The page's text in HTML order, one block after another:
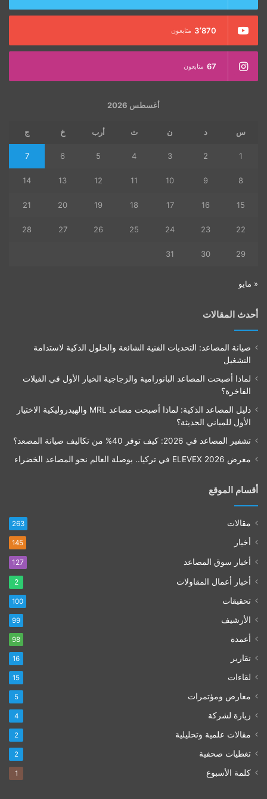
3٬870 متابعون
67 متابعون
أغسطس 2026
س د ن ث أرب خ ج
1
2
3
4
5
6
7
8
9
10
11
12
13
14
15
16
17
18
19
20
21
22
23
24
25
26
27
28
29
30
31
« مايو
أحدث المقالات
صيانة المصاعد: التحديات الفنية الشائعة والحلول الذكية لاستدامة
التشغيل
لماذا أصبحت المصاعد البانورامية والزجاجية الخيار الأول في الفيلات
الفاخرة؟
دليل المصاعد الذكية: لماذا أصبحت مصاعد MRL والهيدروليكية الاختيار
الأول للمباني الحديثة؟
تشفير المصاعد في 2026: كيف توفر 40% من تكاليف صيانة المصعد؟
معرض ELEVEX 2026 في تركيا.. بوصلة العالم نحو المصاعد الخضراء
أقسام الموقع
مقالات 263
أخبار 145
أخبار سوق المصاعد 127
أخبار أعمال المقاولات 2
تحقيقات 100
الأرشيف 99
أعمدة 98
تقارير 16
لقاءات 15
معارض ومؤتمرات 5
زيارة لشركة 4
مقالات علمية وتحليلية 2
تغطيات صحفية 2
كلمة الأسبوع 1